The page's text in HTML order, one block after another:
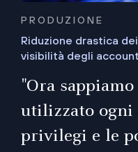
PRODUZIONE
Riduzione drastica
visibilità degli
"Ora
utilizzato ogni
privilegi e le